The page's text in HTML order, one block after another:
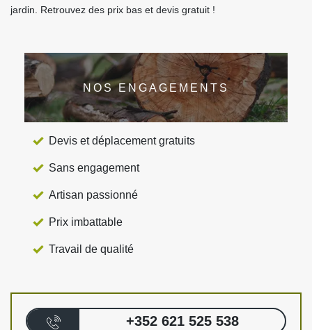
jardin. Retrouvez des prix bas et devis gratuit !
NOS ENGAGEMENTS
Devis et déplacement gratuits
Sans engagement
Artisan passionné
Prix imbattable
Travail de qualité
+352 621 525 538